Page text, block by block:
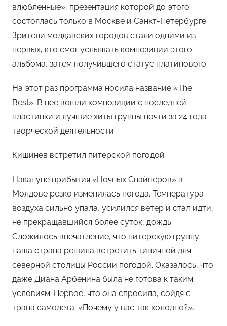
ь
влюбленные», презентация которой до этого
состоялась только в Москве и Санкт-Петербурге.
Зрители молдавских городов стали одними из
первых, кто смог услышать композиции этого
альбома, затем получившего статус платинового.
На этот раз программа носила название «The
Вest». В нее вошли композиции с последней
пластинки и лучшие хиты группы почти за 24 года
творческой деятельности.
Кишинев встретил питерской погодой
Накануне прибытия «Ночных Снайперов» в
Молдове резко изменилась погода. Температура
воздуха сильно упала, усилился ветер и стал идти,
не прекращавшийся более суток, дождь.
Сложилось впечатление, что питерскую группу
наша страна решила встретить типичной для
северной столицы России погодой. Оказалось, что
даже Диана Арбенина была не готова к таким
условиям. Первое, что она спросила, сойдя с
трапа самолета: «Почему у вас так холодно?».